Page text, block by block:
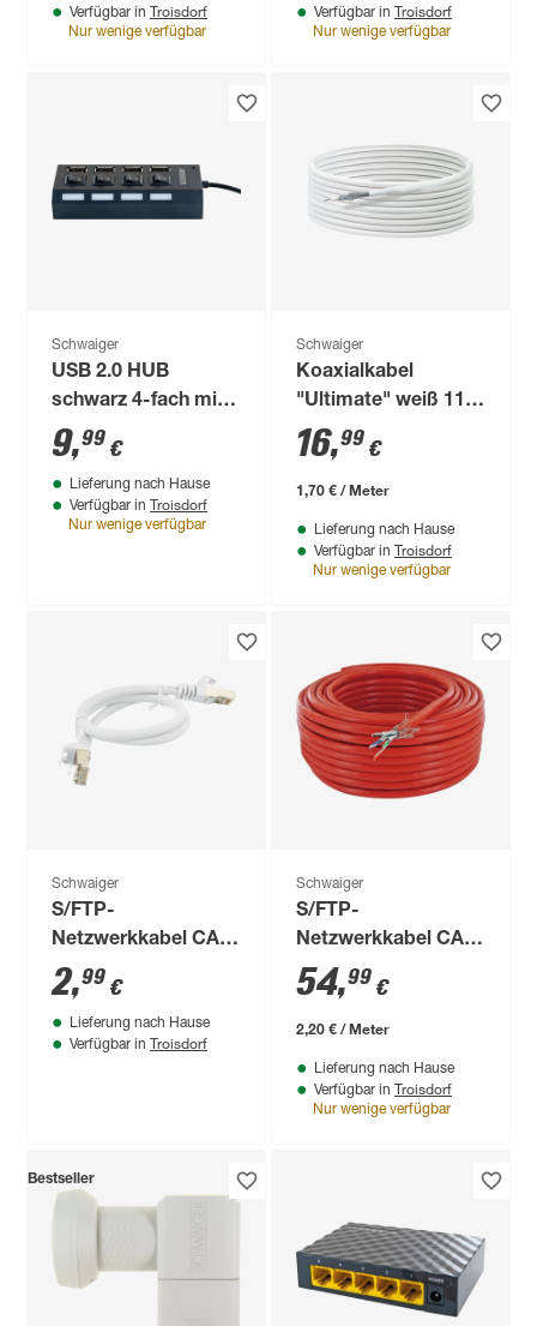
Verfügbar in Troisdorf
Nur wenige verfügbar
Verfügbar in Troisdorf
Nur wenige verfügbar
Schwaiger
USB 2.0 HUB
schwarz 4-fach mit
Schaltern
9,99 €
Lieferung nach Hause
Verfügbar in Troisdorf
Nur wenige verfügbar
Schwaiger
Koaxialkabel
"Ultimate" weiß 110
dB Ø 7 mm 10 m
16,99 €
1,70 € / Meter
Lieferung nach Hause
Verfügbar in Troisdorf
Nur wenige verfügbar
Schwaiger
S/FTP-
Netzwerkkabel CAT
6 weiß 0,5 m
2,99 €
Lieferung nach Hause
Verfügbar in Troisdorf
Schwaiger
S/FTP-
Netzwerkkabel CAT
7 orange, 25 m
54,99 €
2,20 € / Meter
Lieferung nach Hause
Verfügbar in Troisdorf
Nur wenige verfügbar
Bestseller